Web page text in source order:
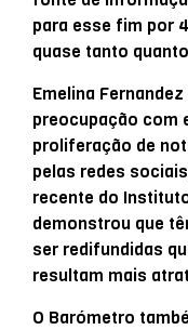
para esse fim por
quase tanto
Emelina
preocupação com
proliferação de
pelas redes
recente do
demonstrou que
ser redifundidas
resultam mais
O Barómetro